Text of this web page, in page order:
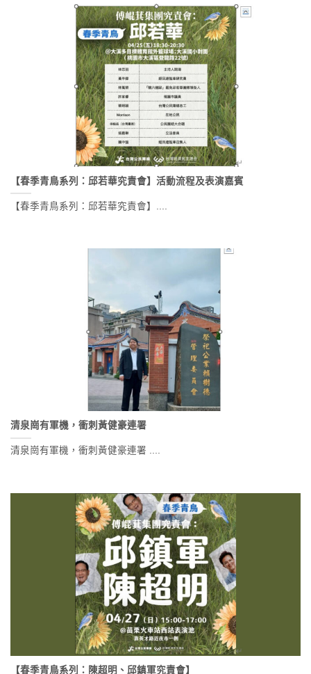
【春季青鳥系列：邱若華究責會】活動流程及表演嘉賓
【春季青鳥系列：邱若華究責會】....
清泉崗有軍機，衝刺黃健豪連署
清泉崗有軍機，衝刺黃健豪連署 ....
【春季青鳥系列：陳超明、邱鎮軍究責會】